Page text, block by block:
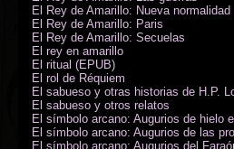
El Rey de Amarillo: Nueva normalidad
El Rey de Amarillo: Paris
El Rey de Amarillo: Secuelas
El rey en amarillo
El ritual (EPUB)
El rol de Réquiem
El sabueso y otras historias de H.P.
El sabueso y otros relatos
El símbolo arcano: Augurios de hielo
El símbolo arcano: Augurios de las
El símbolo arcano: Augurios del